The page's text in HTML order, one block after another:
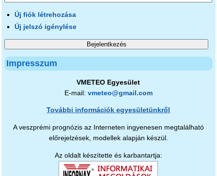
Új fiók létrehozása
Új jelszó igénylése
Impresszum
VMETEO Egyesület
E-mail: vmeteo@gmail.com
További információk egyesületünkről
A veszprémi prognózis az Interneten ingyenesen megtalálható
előrejelzések, modellek alapján készül.
Az oldalt készítette és karbantartja: